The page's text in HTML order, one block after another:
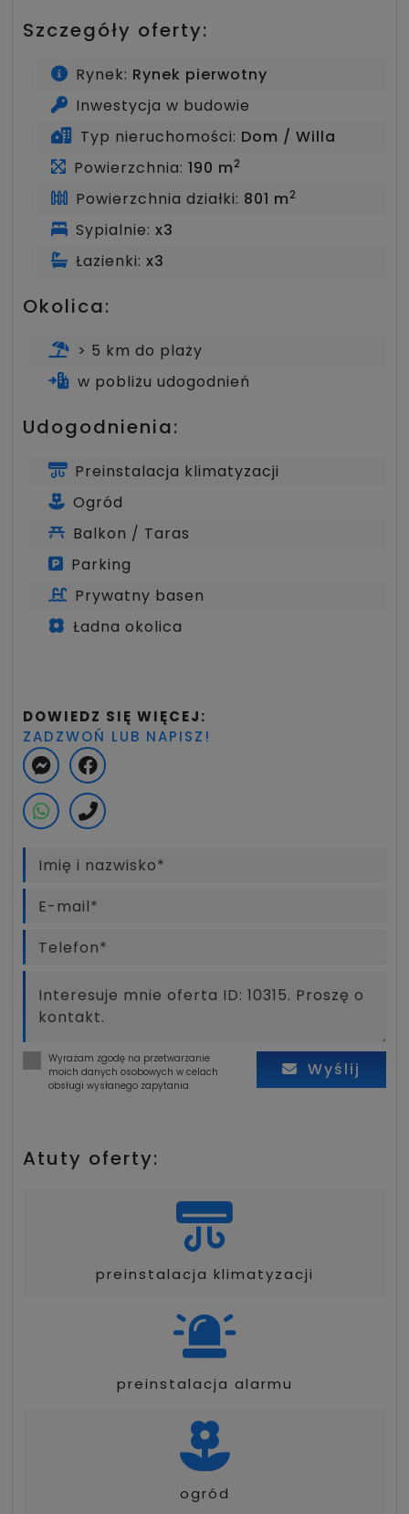
Szczegóły oferty:
Rynek: Rynek pierwotny
Inwestycja w budowie
Typ nieruchomości: Dom / Willa
Powierzchnia: 190 m2
Powierzchnia działki: 801 m2
Sypialnie: x3
Łazienki: x3
Okolica:
> 5 km do plaży
w pobliżu udogodnień
Udogodnienia:
Preinstalacja klimatyzacji
Ogród
Balkon / Taras
Parking
Prywatny basen
Ładna okolica
DOWIEDZ SIĘ WIĘCEJ:
ZADZWOŃ LUB NAPISZ!
Wyrażam zgodę na przetwarzanie
moich danych osobowych w celach
obsługi wysłanego zapytania
Wyślij
Atuty oferty:
preinstalacja klimatyzacji
preinstalacja alarmu
ogród